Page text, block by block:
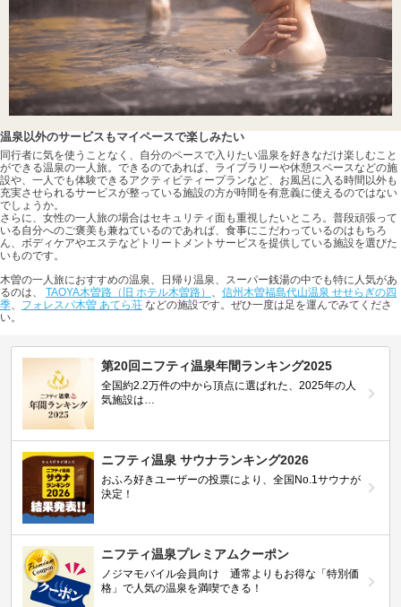
温泉以外のサービスもマイペースで楽しみたい
同行者に気を使うことなく、自分のペースで入りたい温泉を好きなだけ楽しむこと
ができる温泉の一人旅。できるのであれば、ライブラリーや休憩スペースなどの施
設や、一人でも体験できるアクティビティープランなど、お風呂に入る時間以外も
充実させられるサービスが整っている施設の方が時間を有意義に使えるのではない
でしょうか。
さらに、女性の一人旅の場合はセキュリティ面も重視したいところ。普段頑張って
いる自分へのご褒美も兼ねているのであれば、食事にこだわっているのはもちろ
ん、ボディケアやエステなどトリートメントサービスを提供している施設を選びた
いものです。
木曽の一人旅におすすめの温泉、日帰り温泉、スーパー銭湯の中でも特に人気があ
るのは、 TAOYA木曽路（旧 ホテル木曽路） 、 信州木曽福島代山温泉 せせらぎの四
季、 フォレスパ木曽 あてら荘 などの施設です。ぜひ一度は足を運んでみてくださ
い。
第20回ニフティ温泉年間ランキング2025
全国約2.2万件の中から頂点に選ばれた、2025年の人
気施設は…
ニフティ温泉 サウナランキング2026
おふろ好きユーザーの投票により、全国No.1サウナが
決定！
ニフティ温泉プレミアムクーポン
ノジマモバイル会員向け 通常よりもお得な「特別価
格」で人気の温泉を満喫できる！